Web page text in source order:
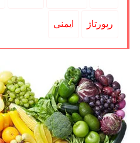
رپورتاژ ایمنی